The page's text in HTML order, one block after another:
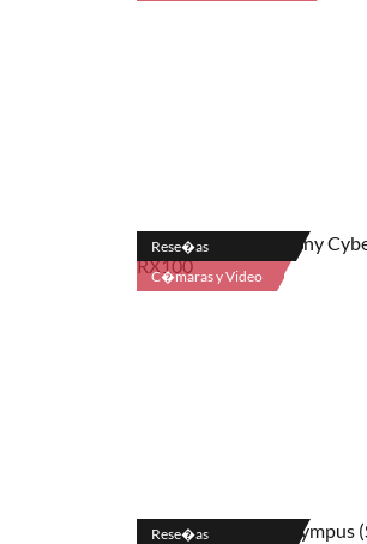
Rese�as
C�maras y Video
Rese�as